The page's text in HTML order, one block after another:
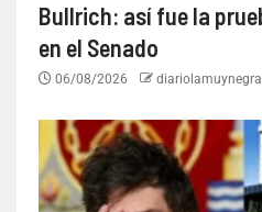
Bullrich: así fue la
en el Senado
06/08/2026 diariolamuynegra